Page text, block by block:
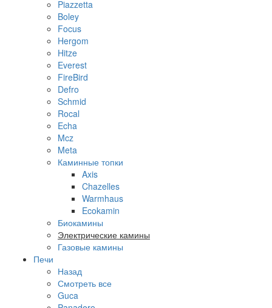
Piazzetta
Boley
Focus
Hergom
Hitze
Everest
FireBird
Defro
Schmid
Rocal
Echa
Mcz
Meta
Каминные топки
Axis
Chazelles
Warmhaus
Ecokamin
Биокамины
Электрические камины
Газовые камины
Печи
Назад
Смотреть все
Guca